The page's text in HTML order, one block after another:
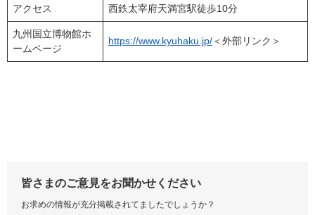
アクセス 西鉄太宰府天満宮駅徒歩10分
九州国立博物館ホ
ームページ
https://www.kyuhaku.jp/＜外部リンク＞
皆さまのご意見をお聞かせください
お求めの情報が充分掲載されてましたでしょうか？